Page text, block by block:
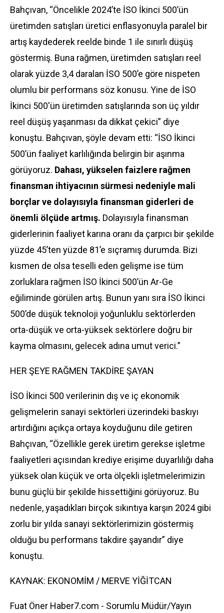
Bahçıvan, “Öncelikle 2024’te İSO İkinci 500’ün
üretimden satışları üretici enflasyonuyla paralel bir
artış kaydederek reelde binde 1 ile sınırlı düşüş
göstermiş. Buna rağmen, üretimden satışları reel
olarak yüzde 3,4 daralan İSO 500’e göre nispeten
olumlu bir performans söz konusu. Yine de İSO
İkinci 500'ün üretimden satışlarında son üç yıldır
reel düşüş yaşanması da dikkat çekici” diye
konuştu. Bahçıvan, şöyle devam etti: “İSO İkinci
500’ün faaliyet karlılığında belirgin bir aşınma
görüyoruz. Dahası, yükselen faizlere rağmen
finansman ihtiyacının sürmesi nedeniyle mali
borçlar ve dolayısıyla finansman giderleri de
önemli ölçüde artmış. Dolayısıyla finansman
giderlerinin faaliyet karına oranı da çarpıcı bir şekilde
yüzde 45’ten yüzde 81’e sıçramış durumda. Bizi
kısmen de olsa teselli eden gelişme ise tüm
zorluklara rağmen İSO İkinci 500’ün Ar-Ge
eğiliminde görülen artış. Bunun yanı sıra İSO İkinci
500’de düşük teknoloji yoğunluklu sektörlerden
orta-düşük ve orta-yüksek sektörlere doğru bir
kayma olmasını, gelecek adına umut verici.”
HER ŞEYE RAĞMEN TAKDİRE ŞAYAN
İSO İkinci 500 verilerinin dış ve iç ekonomik
gelişmelerin sanayi sektörleri üzerindeki baskıyı
artırdığını açıkça ortaya koyduğunu dile getiren
Bahçıvan, “Özellikle gerek üretim gerekse işletme
faaliyetleri açısından krediye erişime duyarlılığı daha
yüksek olan küçük ve orta ölçekli işletmelerimizin
bunu güçlü bir şekilde hissettiğini görüyoruz. Bu
nedenle, yaşadıkları birçok sıkıntıya karşın 2024 gibi
zorlu bir yılda sanayi sektörlerimizin göstermiş
olduğu bu performans takdire şayandır” diye
konuştu.
KAYNAK: EKONOMİM / MERVE YİĞİTCAN
Fuat Öner Haber7.com - Sorumlu Müdür/Yayın